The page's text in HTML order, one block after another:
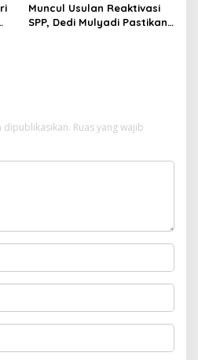
Muncul Usulan Reaktivasi
SPP, Dedi Mulyadi Pastikan
dipublikasikan. Ruas yang wajib